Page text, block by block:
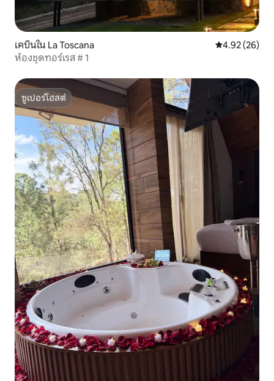
เคบินใน La Toscana คะแนนเฉลี่ย
4.92 (26)
ห้องชุดทอร์เรส # 1
ซูเปอร์โฮสต์
ซูเปอร์โฮสต์